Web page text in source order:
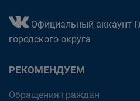
Официальный аккаунт
городского округа
РЕКОМЕНДУЕМ
Обращения граждан